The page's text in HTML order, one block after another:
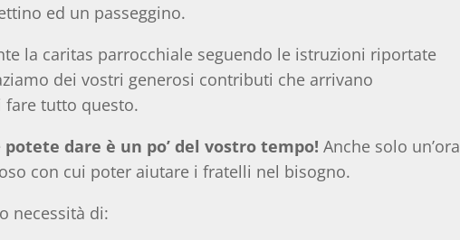
ed un passeggino.
la caritas parrocchiale seguendo le istruzioni riportate
dei vostri generosi contributi che arrivano
tutto questo.
potete dare è un po’ del vostro tempo! Anche solo un’ora
con cui poter aiutare i fratelli nel bisogno.
necessità di: